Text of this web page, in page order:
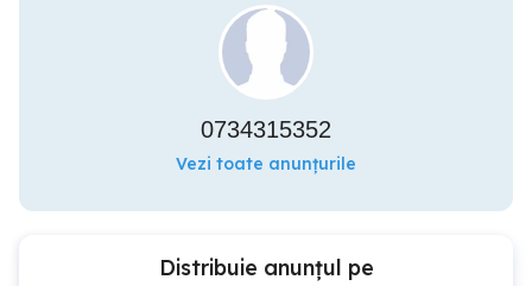
0734315352
Vezi toate anunțurile
Distribuie anunțul pe